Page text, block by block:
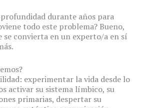
durante años para
todo este problema? Bueno,
se convierta en un experto/a en sí
experimentar la vida desde lo
activar su sistema límbico, su
primarias, despertar su